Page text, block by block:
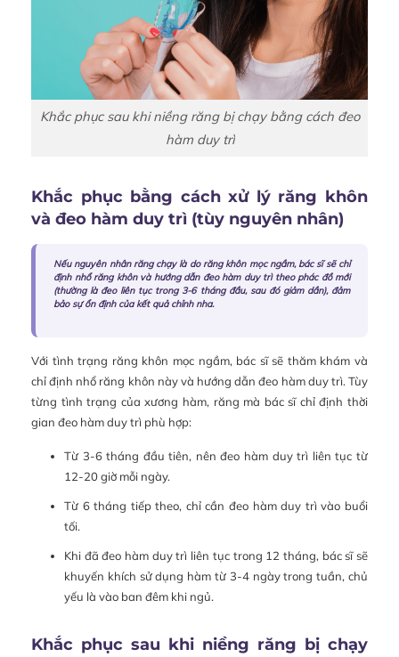
Khắc phục sau khi niềng răng bị chạy bằng cách đeo
hàm duy trì
Khắc phục bằng cách xử lý răng khôn
và đeo hàm duy trì (tùy nguyên nhân)
Nếu nguyên nhân răng chạy là do răng khôn mọc ngầm, bác sĩ sẽ chỉ
định nhổ răng khôn và hướng dẫn đeo hàm duy trì theo phác đồ mới
(thường là đeo liên tục trong 3-6 tháng đầu, sau đó giảm dần), đảm
bảo sự ổn định của kết quả chỉnh nha.
Với tình trạng răng khôn mọc ngầm, bác sĩ sẽ thăm khám và
chỉ định nhổ răng khôn này và hướng dẫn đeo hàm duy trì. Tùy
từng tình trạng của xương hàm, răng mà bác sĩ chỉ định thời
gian đeo hàm duy trì phù hợp:
Từ 3-6 tháng đầu tiên, nên đeo hàm duy trì liên tục từ
12-20 giờ mỗi ngày.
Từ 6 tháng tiếp theo, chỉ cần đeo hàm duy trì vào buổi
tối.
Khi đã đeo hàm duy trì liên tục trong 12 tháng, bác sĩ sẽ
khuyến khích sử dụng hàm từ 3-4 ngày trong tuần, chủ
yếu là vào ban đêm khi ngủ.
Khắc phục sau khi niềng răng bị chạy